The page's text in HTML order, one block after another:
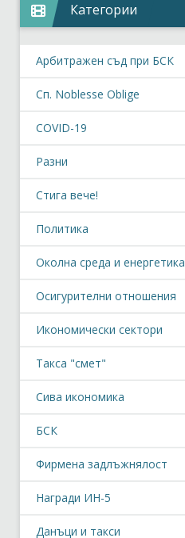
Категории
Арбитражен съд при БСК
Сп. Noblesse Oblige
COVID-19
Разни
Стига вече!
Политика
Околна среда и енергетика
Осигурителни отношения
Икономически сектори
Такса "смет"
Сива икономика
БСК
Фирмена задлъжнялост
Награди ИН-5
Данъци и такси